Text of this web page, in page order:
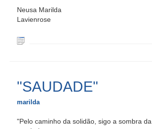
Neusa Marilda
Lavienrose
"SAUDADE"
marilda
"Pelo caminho da solidão, sigo a sombra da